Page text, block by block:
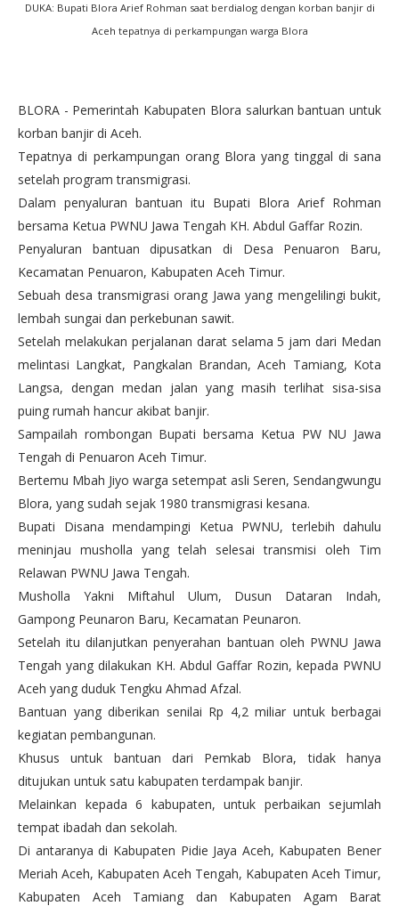
DUKA: Bupati Blora Arief Rohman saat berdialog dengan korban banjir di
Aceh tepatnya di perkampungan warga Blora
BLORA - Pemerintah Kabupaten Blora salurkan bantuan untuk
korban banjir di Aceh.
Tepatnya di perkampungan orang Blora yang tinggal di sana
setelah program transmigrasi.
Dalam penyaluran bantuan itu Bupati Blora Arief Rohman
bersama Ketua PWNU Jawa Tengah KH. Abdul Gaffar Rozin.
Penyaluran bantuan dipusatkan di Desa Penuaron Baru,
Kecamatan Penuaron, Kabupaten Aceh Timur.
Sebuah desa transmigrasi orang Jawa yang mengelilingi bukit,
lembah sungai dan perkebunan sawit.
Setelah melakukan perjalanan darat selama 5 jam dari Medan
melintasi Langkat, Pangkalan Brandan, Aceh Tamiang, Kota
Langsa, dengan medan jalan yang masih terlihat sisa-sisa
puing rumah hancur akibat banjir.
Sampailah rombongan Bupati bersama Ketua PW NU Jawa
Tengah di Penuaron Aceh Timur.
Bertemu Mbah Jiyo warga setempat asli Seren, Sendangwungu
Blora, yang sudah sejak 1980 transmigrasi kesana.
Bupati Disana mendampingi Ketua PWNU, terlebih dahulu
meninjau musholla yang telah selesai transmisi oleh Tim
Relawan PWNU Jawa Tengah.
Musholla Yakni Miftahul Ulum, Dusun Dataran Indah,
Gampong Peunaron Baru, Kecamatan Peunaron.
Setelah itu dilanjutkan penyerahan bantuan oleh PWNU Jawa
Tengah yang dilakukan KH. Abdul Gaffar Rozin, kepada PWNU
Aceh yang duduk Tengku Ahmad Afzal.
Bantuan yang diberikan senilai Rp 4,2 miliar untuk berbagai
kegiatan pembangunan.
Khusus untuk bantuan dari Pemkab Blora, tidak hanya
ditujukan untuk satu kabupaten terdampak banjir.
Melainkan kepada 6 kabupaten, untuk perbaikan sejumlah
tempat ibadah dan sekolah.
Di antaranya di Kabupaten Pidie Jaya Aceh, Kabupaten Bener
Meriah Aceh, Kabupaten Aceh Tengah, Kabupaten Aceh Timur,
Kabupaten Aceh Tamiang dan Kabupaten Agam Barat